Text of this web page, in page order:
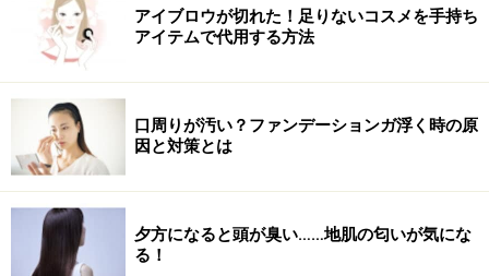
危険。
筋肉の修復やエネルギーの補充に使われやすいのです
が、消費したカロリーよりも多く食べてしまったら元の
木阿弥ですし、スナック菓子やジャンクフードでは必要
な栄養素が届かず運動した効果も急降下。たまには和菓
子などトレーニング後に食べるのもいいですが、食べ過
ぎないよう気をつけましょう。
アイブロウが切れた！足りないコスメを手持ち
アイテムで代用する方法
口周りが汚い？ファンデーションガ浮く時の原
因と対策とは
夕方になると頭が臭い……地肌の匂いが気にな
る！